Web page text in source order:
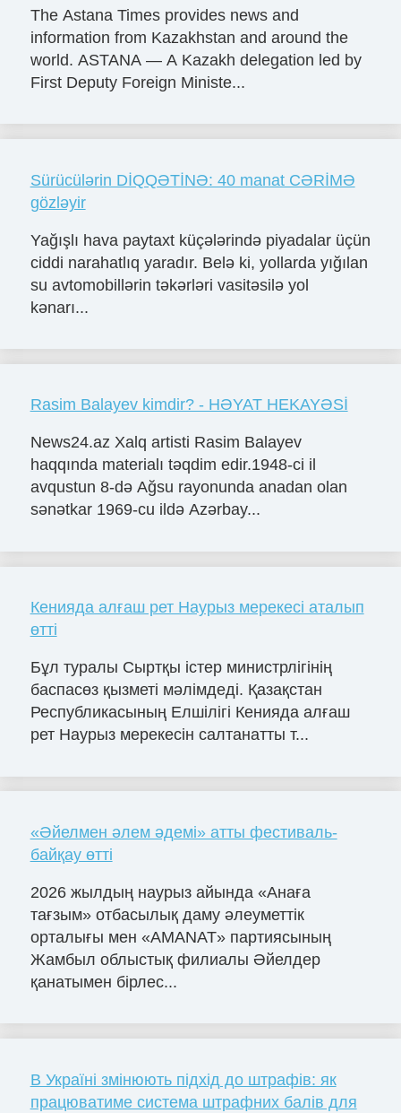
The Astana Times provides news and
information from Kazakhstan and around the
world. ASTANA — A Kazakh delegation led by
First Deputy Foreign Ministe...
Sürücülərin DİQQƏTİNƏ: 40 manat CƏRİMƏ
gözləyir
Yağışlı hava paytaxt küçələrində piyadalar üçün
ciddi narahatlıq yaradır. Belə ki, yollarda yığılan
su avtomobillərin təkərləri vasitəsilə yol
kənarı...
Rasim Balayev kimdir? - HƏYAT HEKAYƏSİ
News24.az Xalq artisti Rasim Balayev
haqqında materialı təqdim edir.1948-ci il
avqustun 8-də Ağsu rayonunda anadan olan
sənətkar 1969-cu ildə Azərbay...
Кенияда алғаш рет Наурыз мерекесі аталып
өтті
Бұл туралы Сыртқы істер министрлігінің
баспасөз қызметі мәлімдеді. Қазақстан
Республикасының Елшілігі Кенияда алғаш
рет Наурыз мерекесін салтанатты т...
«Әйелмен әлем әдемі» атты фестиваль-
байқау өтті
2026 жылдың наурыз айында «Анаға
тағзым» отбасылық даму әлеуметтік
орталығы мен «AMANAT» партиясының
Жамбыл облыстық филиалы Әйелдер
қанатымен бірлес...
В Україні змінюють підхід до штрафів: як
працюватиме система штрафних балів для